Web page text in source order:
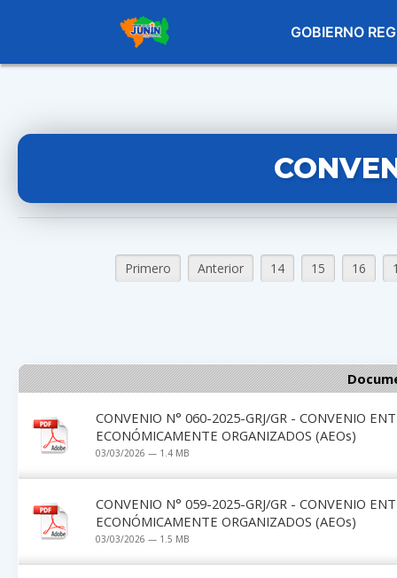
GOBIERNO
Primero Anterior 14 15 16
CONVENIO N° 060-2025-GRJ/GR - CONVENIO
ECONÓMICAMENTE ORGANIZADOS (AEOs)
03/03/2026 — 1.4 MB
CONVENIO N° 059-2025-GRJ/GR - CONVENIO
ECONÓMICAMENTE ORGANIZADOS (AEOs)
03/03/2026 — 1.5 MB